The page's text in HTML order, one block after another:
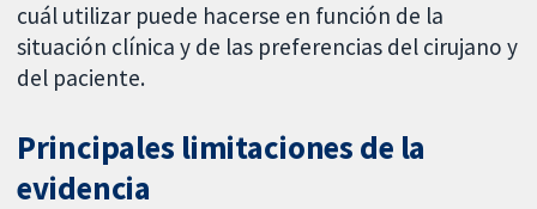
cuál utilizar puede hacerse en función de la
situación clínica y de las preferencias del cirujano y
del paciente.
Principales limitaciones de la
evidencia